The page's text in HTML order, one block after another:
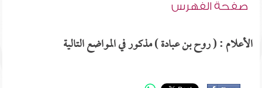
صفحة الفهرس
الأعلام : ( روح بن عبادة ) مذكور في المواضع التالية